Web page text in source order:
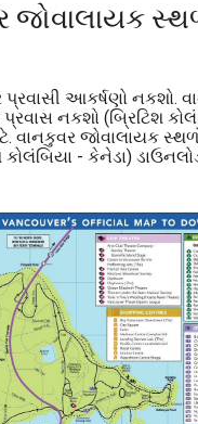
જોવાલાયક
પ્રવાસી આકર્ષણો નકશો.
નકશો (બ્રિટિશ
વાનકુવર જોવાલાયક
કોલંબિયા - કેનેડા)